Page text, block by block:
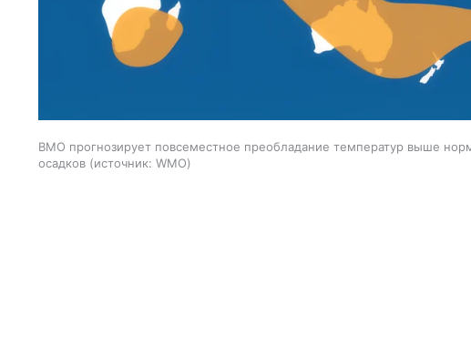
ВМО прогнозирует повсеместное преобладание температур выше
осадков
источник: WMO